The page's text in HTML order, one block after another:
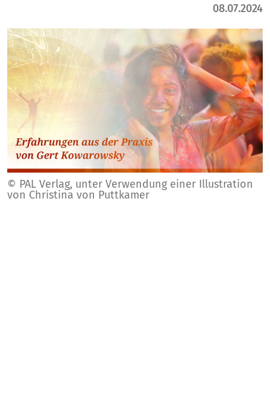
08.07.2024
© PAL Verlag, unter Verwendung einer Illustration
von Christina von Puttkamer